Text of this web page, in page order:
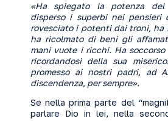
«Ha spiegato la potenza
disperso i superbi nei pensieri
rovesciato i potenti dai troni, ha
ha ricolmato di beni gli
mani vuote i ricchi. Ha soccorso
ricordandosi della sua
promesso ai nostri padri, ad
discendenza, per sempre».
Se nella prima parte del
parlare Dio in lei, nella